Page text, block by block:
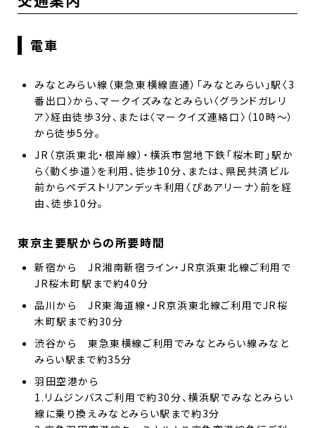
電車
みなとみらい線（東急東横線直通）「みなとみらい」駅〈3
番出口〉から、マークイズみなとみらい〈グランドガレリ
ア〉経由徒歩3分、または〈マークイズ連絡口〉（10時～）
から徒歩5分。
JR（京浜東北・根岸線）・横浜市営地下鉄「桜木町」駅か
ら〈動く歩道〉を利用、徒歩10分、または、県民共済ビル
前からペデストリアンデッキ利用〈ぴあアリーナ〉前を経
由、徒歩10分。
東京主要駅からの所要時間
新宿から JR湘南新宿ライン・JR京浜東北線ご利用で
JR桜木町駅まで約40分
品川から JR東海道線・JR京浜東北線ご利用でJR桜
木町駅まで約30分
渋谷から 東急東横線ご利用でみなとみらい線みなと
みらい駅まで約35分
羽田空港から
1.リムジンバスご利用で約30分、横浜駅でみなとみらい
線に乗り換えみなとみらい駅まで約3分